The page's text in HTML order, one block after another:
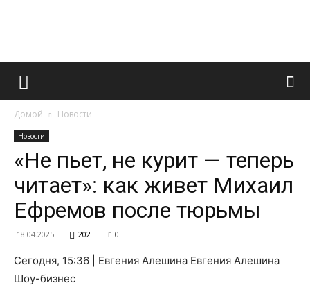
Французский
и
Домой Новости
Новости
«Не пьет, не курит — теперь
читает»: как живет Михаил
Ефремов после тюрьмы
18.04.2025 202 0
Сегодня, 15:36 | Евгения Алешина Евгения Алешина
Шоу-бизнес